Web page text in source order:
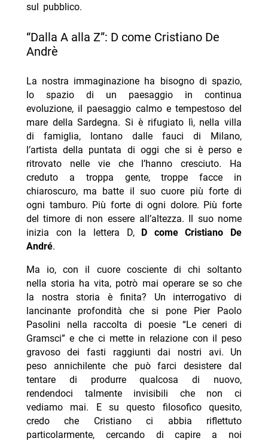
sul pubblico.
“Dalla A alla Z”: D come Cristiano De
Andrè
La nostra immaginazione ha bisogno di spazio,
lo spazio di un paesaggio in continua
evoluzione, il paesaggio calmo e tempestoso del
mare della Sardegna. Si è rifugiato lì, nella villa
di famiglia, lontano dalle fauci di Milano,
l’artista della puntata di oggi che si è perso e
ritrovato nelle vie che l’hanno cresciuto. Ha
creduto a troppa gente, troppe facce in
chiaroscuro, ma batte il suo cuore più forte di
ogni tamburo. Più forte di ogni dolore. Più forte
del timore di non essere all’altezza. Il suo nome
inizia con la lettera D,
D come Cristiano De
André.
Ma io, con il cuore cosciente di chi soltanto
nella storia ha vita, potrò mai operare se so che
la nostra storia è finita? Un interrogativo di
lancinante profondità che si pone Pier Paolo
Pasolini nella raccolta di poesie “Le ceneri di
Gramsci” e che ci mette in relazione con il peso
gravoso dei fasti raggiunti dai nostri avi. Un
peso annichilente che può farci desistere dal
tentare di produrre qualcosa di nuovo,
rendendoci talmente invisibili che non ci
vediamo mai. E su questo filosofico quesito,
credo che Cristiano ci abbia riflettuto
particolarmente, cercando di capire a noi